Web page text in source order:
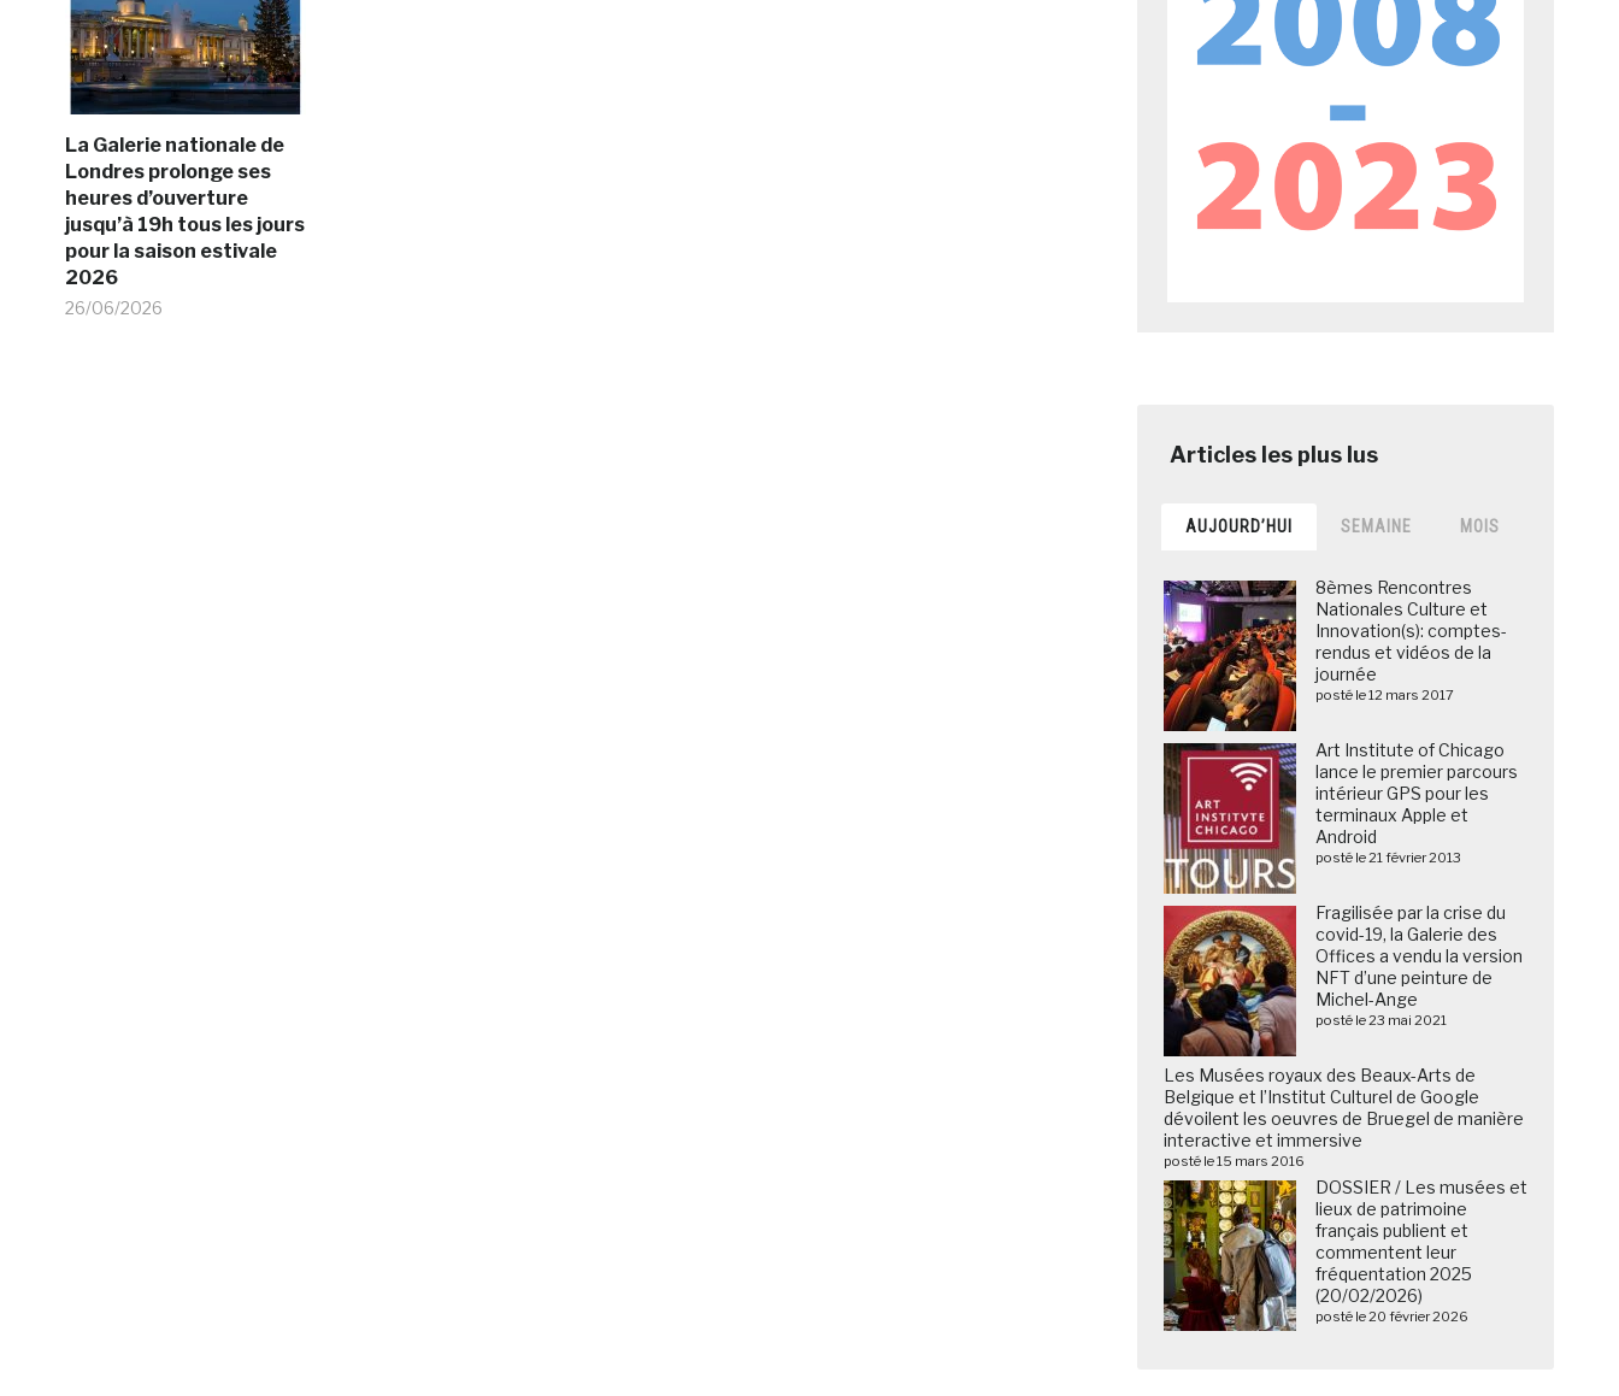
La Galerie nationale de
Londres prolonge ses
heures d’ouverture
jusqu’à 19h tous les jours
pour la saison estivale
2026
26/06/2026
AUJOURD’HUI SEMAINE MOIS
8èmes Rencontres
Nationales Culture et
Innovation(s): comptes-
rendus et vidéos de la
journée
posté le 12 mars 2017
Art Institute of Chicago
lance le premier parcours
intérieur GPS pour les
terminaux Apple et
Android
posté le 21 février 2013
Fragilisée par la crise du
covid-19, la Galerie des
Offices a vendu la version
NFT d’une peinture de
Michel-Ange
posté le 23 mai 2021
Les Musées royaux des Beaux-Arts de
Belgique et l’Institut Culturel de Google
dévoilent les oeuvres de Bruegel de manière
interactive et immersive
posté le 15 mars 2016
DOSSIER / Les musées et
lieux de patrimoine
français publient et
commentent leur
fréquentation 2025
(20/02/2026)
posté le 20 février 2026